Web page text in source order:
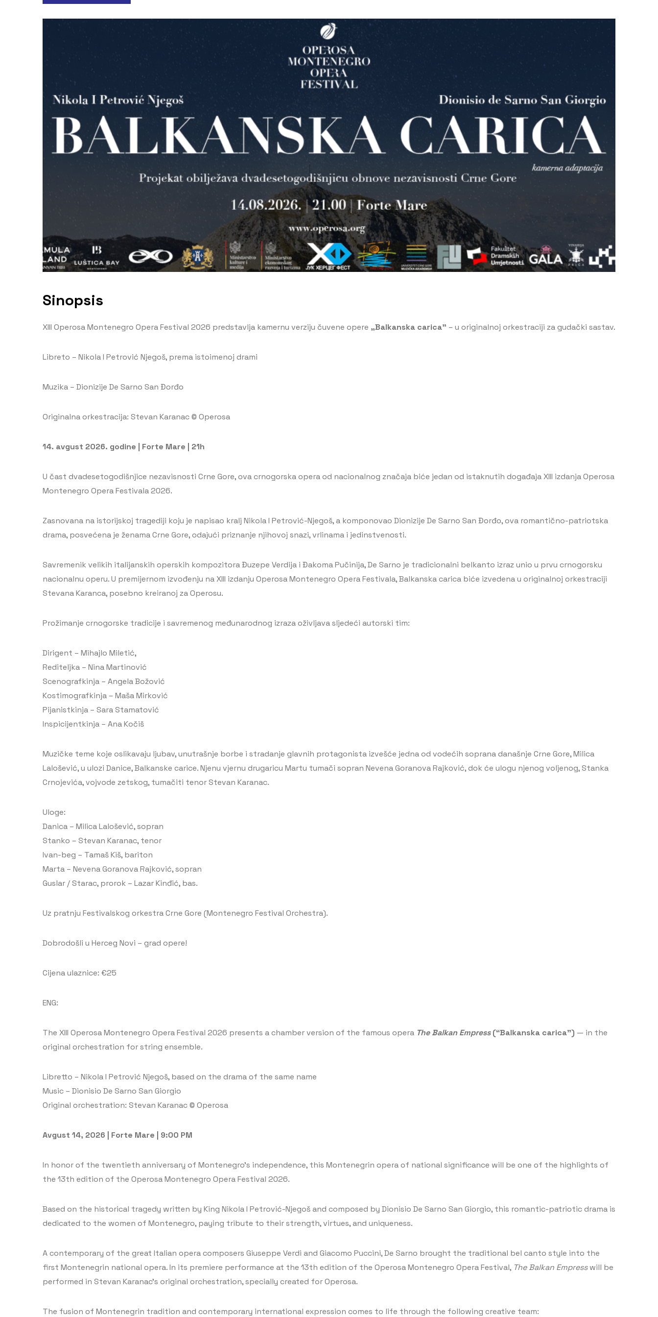
Sinopsis
XIII Operosa Montenegro Opera Festival 2026 predstavlja kamernu verziju čuvene opere „Balkanska carica” – u originalnoj orkestraciji za gudački sastav.
Libreto – Nikola I Petrović Njegoš, prema istoimenoj drami
Muzika – Dionizije De Sarno San Đorđo
Originalna orkestracija: Stevan Karanac © Operosa
14. avgust 2026. godine | Forte Mare | 21h
U čast dvadesetogodišnjice nezavisnosti Crne Gore, ova crnogorska opera od nacionalnog značaja biće jedan od istaknutih događaja XIII izdanja Operosa
Montenegro Opera Festivala 2026.
Zasnovana na istorijskoj tragediji koju je napisao kralj Nikola I Petrović-Njegoš, a komponovao Dionizije De Sarno San Đorđo, ova romantično-patriotska
drama, posvećena je ženama Crne Gore, odajući priznanje njihovoj snazi, vrlinama i jedinstvenosti.
Savremenik velikih italijanskih operskih kompozitora Đuzepe Verdija i Đakoma Pučinija, De Sarno je tradicionalni belkanto izraz unio u prvu crnogorsku
nacionalnu operu. U premijernom izvođenju na XIII izdanju Operosa Montenegro Opera Festivala, Balkanska carica biće izvedena u originalnoj orkestraciji
Stevana Karanca, posebno kreiranoj za Operosu.
Prožimanje crnogorske tradicije i savremenog međunarodnog izraza oživljava sljedeći autorski tim:
Dirigent – Mihajlo Miletić,
Rediteljka – Nina Martinović
Scenografkinja – Angela Božović
Kostimografkinja – Maša Mirković
Pijanistkinja – Sara Stamatović
Inspicijentkinja – Ana Kočiš
Muzičke teme koje oslikavaju ljubav, unutrašnje borbe i stradanje glavnih protagonista izvešće jedna od vodećih soprana današnje Crne Gore, Milica
Lalošević, u ulozi Danice, Balkanske carice. Njenu vjernu drugaricu Martu tumači sopran Nevena Goranova Rajković, dok će ulogu njenog voljenog, Stanka
Crnojevića, vojvode zetskog, tumačiti tenor Stevan Karanac.
Uloge:
Danica – Milica Lalošević, sopran
Stanko – Stevan Karanac, tenor
⁠Ivan-beg – Tamaš Kiš, bariton
Marta – Nevena Goranova Rajković, sopran
Guslar / Starac, prorok – Lazar Kinđić, bas.
Uz pratnju Festivalskog orkestra Crne Gore (Montenegro Festival Orchestra).
Dobrodošli u Herceg Novi – grad opere!
Cijena ulaznice: €25
ENG:
The XIII Operosa Montenegro Opera Festival 2026 presents a chamber version of the famous opera The Balkan Empress(“Balkanska carica”) — in the
original orchestration for string ensemble.
Libretto – Nikola I Petrović Njegoš, based on the drama of the same name
Music – Dionisio De Sarno San Giorgio
Original orchestration: Stevan Karanac © Operosa
Avgust 14, 2026 | Forte Mare | 9:00 PM
In honor of the twentieth anniversary of Montenegro’s independence, this Montenegrin opera of national significance will be one of the highlights of
the 13th edition of the Operosa Montenegro Opera Festival 2026.
Based on the historical tragedy written by King Nikola I Petrović-Njegoš and composed by Dionisio De Sarno San Giorgio, this romantic-patriotic drama is
dedicated to the women of Montenegro, paying tribute to their strength, virtues, and uniqueness.
A contemporary of the great Italian opera composers Giuseppe Verdi and Giacomo Puccini, De Sarno brought the traditional bel canto style into the
first Montenegrin national opera. In its premiere performance at the 13th edition of the Operosa Montenegro Opera Festival, The Balkan Empresswill be
performed in Stevan Karanac’s original orchestration, specially created for Operosa.
The fusion of Montenegrin tradition and contemporary international expression comes to life through the following creative team: